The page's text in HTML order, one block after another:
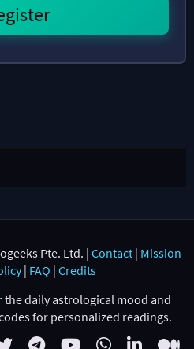
Pte. Ltd. | Contact | Mission
| FAQ | Credits
daily astrological mood and
for personalized readings.